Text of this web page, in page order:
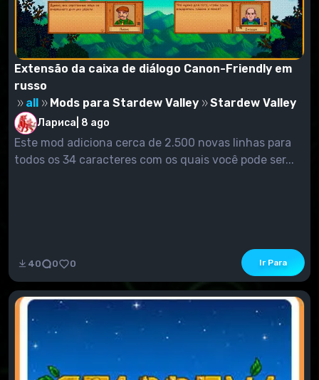
Extensão da caixa de diálogo Canon-Friendly em
russo
all
Mods para Stardew Valley Stardew Valley
Лариса 8 ago
Este mod adiciona cerca de 2.500 novas linhas para
todos os 34 caracteres com os quais você pode ser...
40 0 0 Ir Para